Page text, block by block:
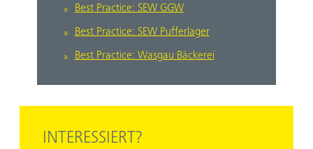
Best Practice: SEW GGW
Best Practice: SEW Pufferlager
Best Practice: Wasgau Bäckerei
INTERESSIERT?